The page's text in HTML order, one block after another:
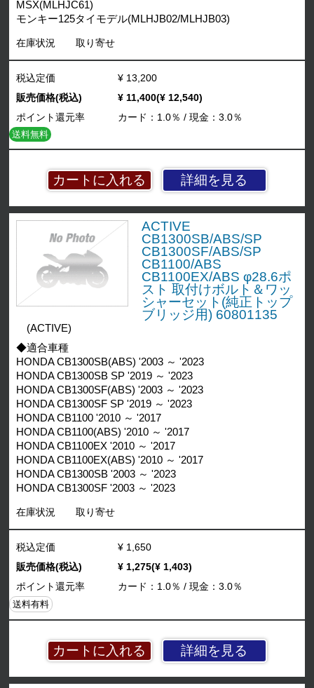
MSX(MLHJC61)
モンキー125タイモデル(MLHJB02/MLHJB03)
在庫状況 取り寄せ
詳細を見る
税込定価
¥ 13,200
販売価格(税込)
¥ 11,400(¥ 12,540)
ポイント還元率
カード：1.0％ / 現金：3.0％
送料無料
ACTIVE
CB1300SB/ABS/SP
CB1300SF/ABS/SP
CB1100/ABS
CB1100EX/ABS φ28.6ポ
スト 取付けボルト＆ワッ
シャーセット(純正トップ
ブリッジ用) 60801135
(ACTIVE)
◆適合車種
HONDA CB1300SB(ABS) '2003 ～ '2023
HONDA CB1300SB SP '2019 ～ '2023
HONDA CB1300SF(ABS) '2003 ～ '2023
HONDA CB1300SF SP '2019 ～ '2023
HONDA CB1100 '2010 ～ '2017
HONDA CB1100(ABS) '2010 ～ '2017
HONDA CB1100EX '2010 ～ '2017
HONDA CB1100EX(ABS) '2010 ～ '2017
HONDA CB1300SB '2003 ～ '2023
HONDA CB1300SF '2003 ～ '2023
在庫状況 取り寄せ
詳細を見る
税込定価
¥ 1,650
販売価格(税込)
¥ 1,275(¥ 1,403)
ポイント還元率
カード：1.0％ / 現金：3.0％
送料有料